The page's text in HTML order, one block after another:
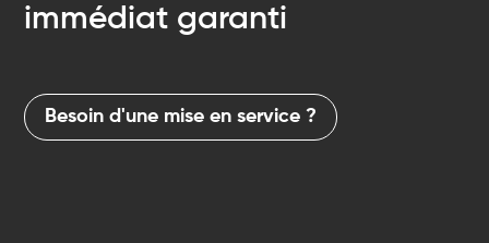
immédiat garanti
Besoin d'une mise en service ?